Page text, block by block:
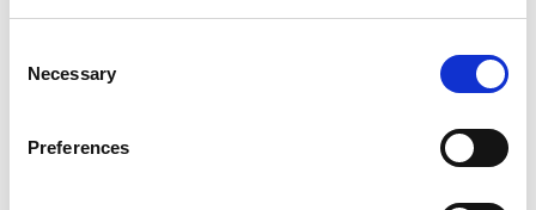
Selection
Necessary
Preferences
2026年柏林国际航空航天展（ILA BERLIN 2026）：全球